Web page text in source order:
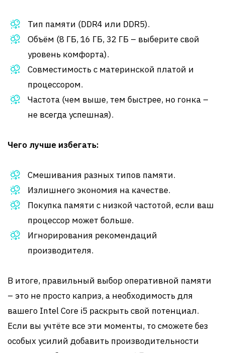
Тип памяти (DDR4 или DDR5).
Объём (8 ГБ, 16 ГБ, 32 ГБ – выберите свой
уровень комфорта).
Совместимость с материнской платой и
процессором.
Частота (чем выше, тем быстрее, но гонка –
не всегда успешная).
Чего лучше избегать:
Смешивания разных типов памяти.
Излишнего экономия на качестве.
Покупка памяти с низкой частотой, если ваш
процессор может больше.
Игнорирования рекомендаций
производителя.
В итоге, правильный выбор оперативной памяти
– это не просто каприз, а необходимость для
вашего Intel Core i5 раскрыть свой потенциал.
Если вы учтёте все эти моменты, то сможете без
особых усилий добавить производительности